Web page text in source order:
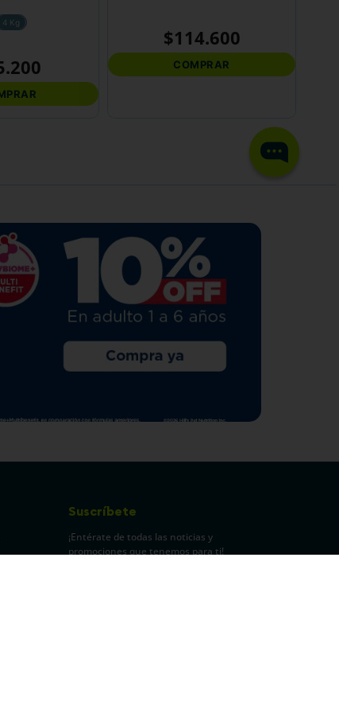
4 Kg
.200
$114.600
COMPRAR
Suscríbete
¡Entérate de todas las noticias y
promociones que tenemos para ti!